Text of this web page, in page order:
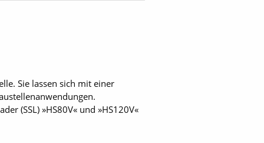
Sie lassen sich mit einer
(SSL) »HS80V« und »HS120V«